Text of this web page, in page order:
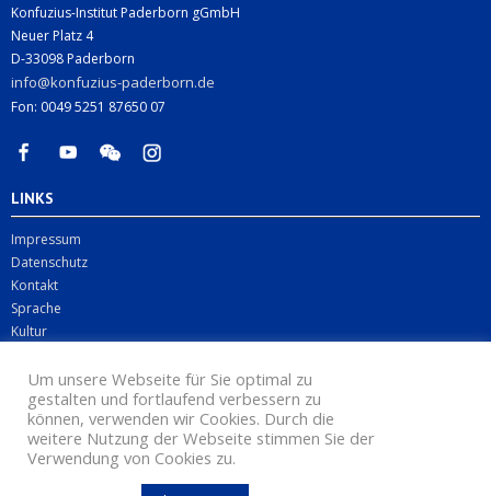
Konfuzius-Institut Paderborn gGmbH
Neuer Platz 4
D-33098 Paderborn
info@konfuzius-paderborn.de
Fon: 0049 5251 87650 07
LINKS
Impressum
Datenschutz
Kontakt
Sprache
Kultur
Business
Um unsere Webseite für Sie optimal zu
gestalten und fortlaufend verbessern zu
können, verwenden wir Cookies. Durch die
weitere Nutzung der Webseite stimmen Sie der
Verwendung von Cookies zu.